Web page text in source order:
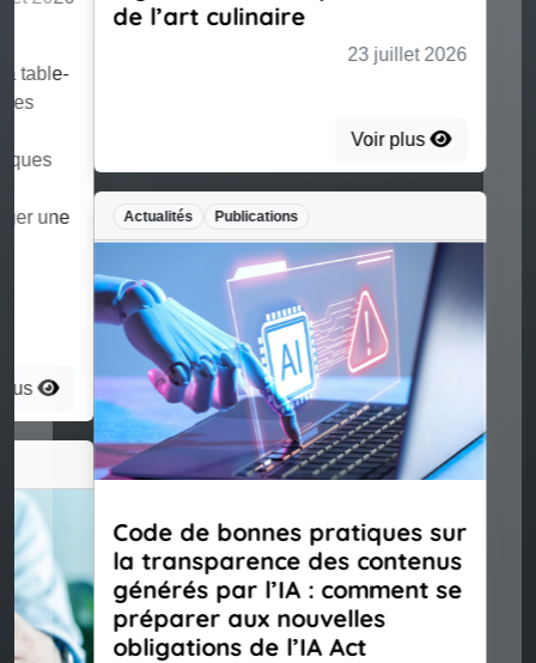
de l’art culinaire
23 juillet 2026
Voir plus
Actualités Publications
Code de bonnes pratiques sur
la transparence des contenus
générés par l’IA : comment se
préparer aux nouvelles
obligations de l’IA Act